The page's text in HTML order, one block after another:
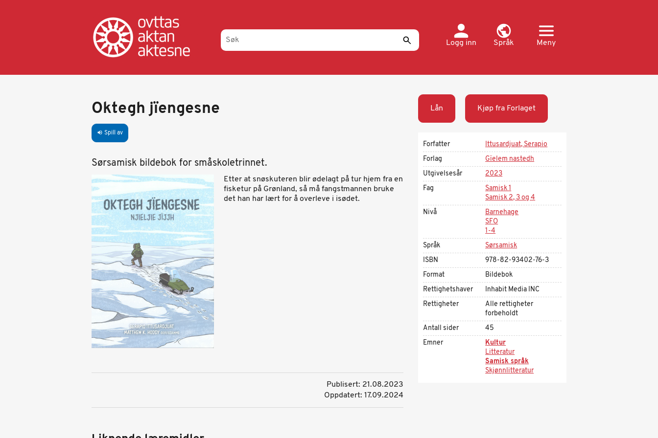
Logg inn
Språk Meny
Oktegh jïengesne
volume_up Spill av
Sørsamisk bildebok for småskoletrinnet.
Etter at snøskuteren blir ødelagt på tur hjem fra en
fisketur på Grønland, så må fangstmannen bruke
det han har lært for å overleve i isødet.
Publisert: 21.08.2023
Oppdatert: 17.09.2024
Lån Kjøp fra Forlaget
Forfatter
Ittusardjuat, Serapio
Forlag
Gïelem nastedh
Utgivelsesår
2023
Fag
Samisk 1
Samisk 2, 3 og 4
Nivå
Barnehage
SFO
1-4
Språk
Sørsamisk
ISBN
978-82-93402-76-3
Format
Bildebok
Rettighetshaver
Inhabit Media INC
Rettigheter
Alle rettigheter
forbeholdt
Antall sider
45
Emner
Kultur
Litteratur
Samisk språk
Skjønnlitteratur